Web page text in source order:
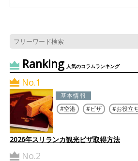
Ranking 人気のコラムランキング
No.1
基本情報
空港
ビザ お役立
2026年スリランカ観光ビザ取得方法
No.2